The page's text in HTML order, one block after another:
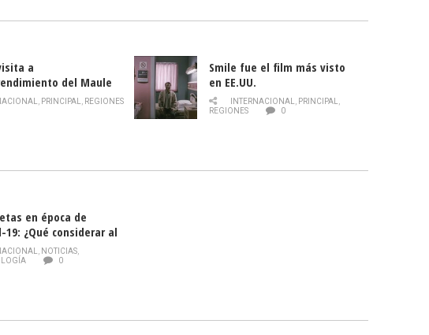
a
del Maule
al rescate de la
campesina Director
, PRINCIPAL, REGIONES
Smile fue el film más visto
en EE.UU.
INTERNACIONAL, PRINCIPAL,
REGIONES
0
en época de
19: ¿Qué considerar al
de conducirlas?
, NOTICIAS,
0